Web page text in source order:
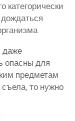
категорически
даже
опасны для
предметам
то нужно